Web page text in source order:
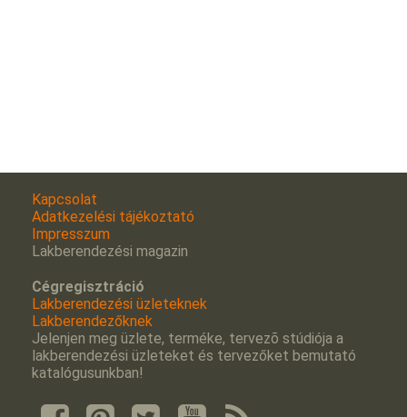
Kapcsolat
Adatkezelési tájékoztató
Impresszum
Lakberendezési magazin
Cégregisztráció
Lakberendezési üzleteknek
Lakberendezőknek
Jelenjen meg üzlete, terméke, tervezõ stúdiója a
lakberendezési üzleteket és tervezőket bemutató
katalógusunkban!